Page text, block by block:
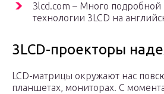
3lcd.com – Много
технологии 3LCD на
3LCD-проекторы
LCD-матрицы окружают нас
планшетах, мониторах. С